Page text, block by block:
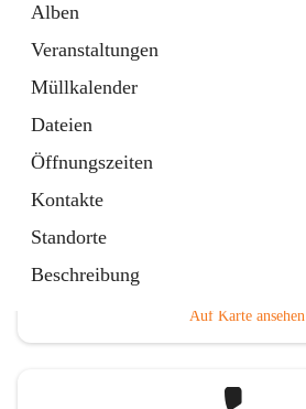
Alben
Veranstaltungen
Müllkalender
Dateien
Öffnungszeiten
Kontakte
Standorte
Beschreibung
Auf Karte ansehen